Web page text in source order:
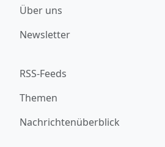
Über uns
Newsletter
RSS-Feeds
Themen
Nachrichtenüberblick